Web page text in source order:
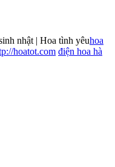
nhật | Hoa tình yêuhoa
hoatot.com điện hoa hà